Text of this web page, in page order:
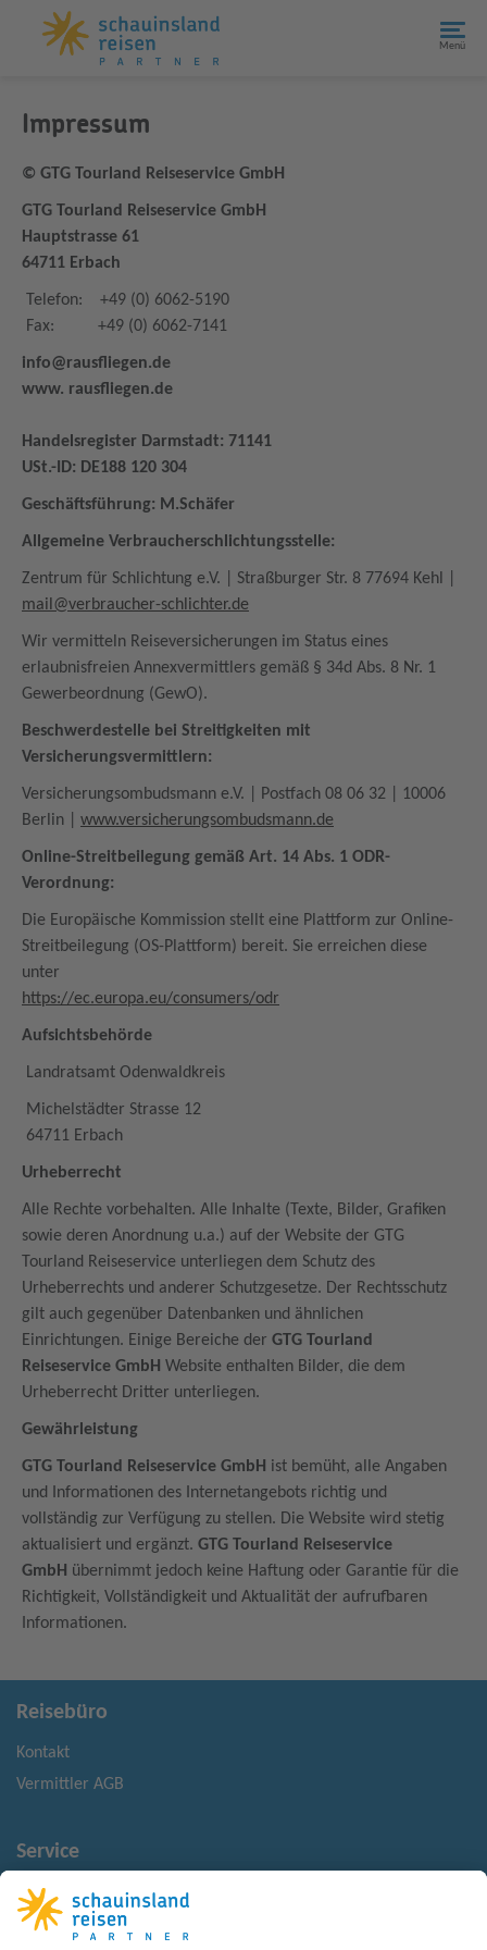
Menü
Impressum
© GTG Tourland Reiseservice GmbH
GTG Tourland Reiseservice GmbH
Hauptstrasse 61
64711 Erbach
Telefon: +49 (0) 6062-5190
Fax: +49 (0) 6062-7141
info@rausfliegen.de
www. rausfliegen.de
Handelsregister Darmstadt: 71141
USt.-ID: DE188 120 304
Geschäftsführung: M.Schäfer
Allgemeine Verbraucherschlichtungsstelle:
Zentrum für Schlichtung e.V. | Straßburger Str. 8 77694 Kehl |
mail@verbraucher-schlichter.de
Wir vermitteln Reiseversicherungen im Status eines
erlaubnisfreien Annexvermittlers gemäß § 34d Abs. 8 Nr. 1
Gewerbeordnung (GewO).
Beschwerdestelle bei Streitigkeiten mit
Versicherungsvermittlern:
Versicherungsombudsmann e.V. | Postfach 08 06 32 | 10006
Berlin | www.versicherungsombudsmann.de
Online-Streitbeilegung gemäß Art. 14 Abs. 1 ODR-
Verordnung:
Die Europäische Kommission stellt eine Plattform zur Online-
Streitbeilegung (OS-Plattform) bereit. Sie erreichen diese
unter
https://ec.europa.eu/consumers/odr
Aufsichtsbehörde
Landratsamt Odenwaldkreis
Michelstädter Strasse 12
64711 Erbach
Urheberrecht
Alle Rechte vorbehalten. Alle Inhalte (Texte, Bilder, Grafiken
sowie deren Anordnung u.a.) auf der Website der GTG
Tourland Reiseservice unterliegen dem Schutz des
Urheberrechts und anderer Schutzgesetze. Der Rechtsschutz
gilt auch gegenüber Datenbanken und ähnlichen
Einrichtungen. Einige Bereiche der GTG Tourland
Reiseservice GmbH Website enthalten Bilder, die dem
Urheberrecht Dritter unterliegen.
Gewährleistung
GTG Tourland Reiseservice GmbH ist bemüht, alle Angaben
und Informationen des Internetangebots richtig und
vollständig zur Verfügung zu stellen. Die Website wird stetig
aktualisiert und ergänzt. GTG Tourland Reiseservice
GmbH übernimmt jedoch keine Haftung oder Garantie für die
Richtigkeit, Vollständigkeit und Aktualität der aufrufbaren
Informationen.
Reisebüro
Kontakt
Vermittler AGB
Service
Reisemonitor
Reisehinweise